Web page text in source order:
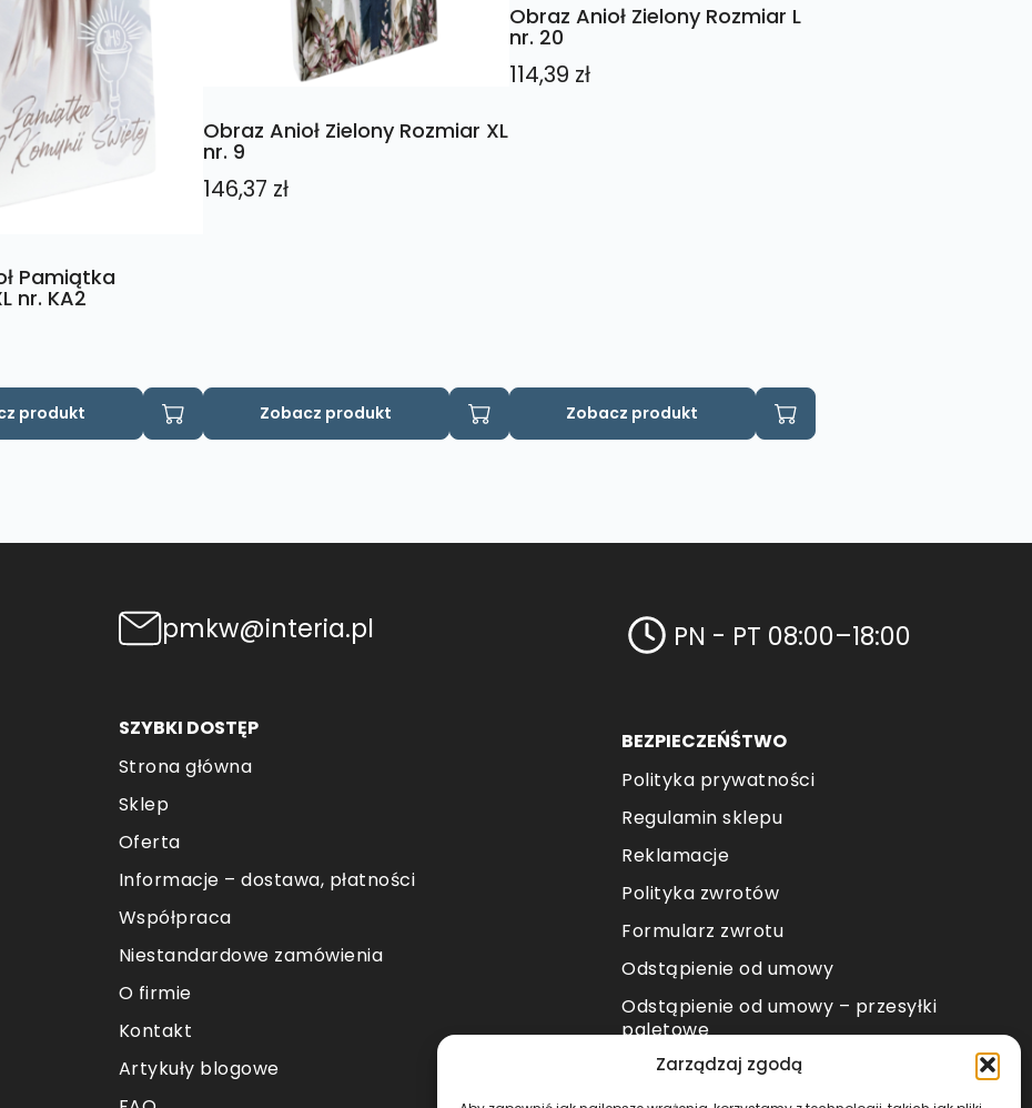
Zarządzaj zgodą
Pamiątka
nr. KA2
produkt
Obraz Anioł Zielony Rozmiar XL
nr. 9
146,37 zł
Zobacz produkt
Obraz Anioł Zielony Rozmiar L
nr. 20
114,39 zł
Zobacz produkt
pmkw@interia.pl
SZYBKI DOSTĘP
Strona główna
Sklep
Oferta
Informacje – dostawa, płatności
Współpraca
Niestandardowe zamówienia
O firmie
Kontakt
Artykuły blogowe
PN - PT 08:00–18:00
BEZPIECZEŃŚTWO
Polityka prywatności
Regulamin sklepu
Reklamacje
Polityka zwrotów
Formularz zwrotu
Odstąpienie od umowy
Odstąpienie od umowy – przesyłki
paletowe
METODY PŁATNOŚCI